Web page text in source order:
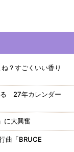
？すごくいい香り
27年カレンダー
に大興奮
曲「BRUCE